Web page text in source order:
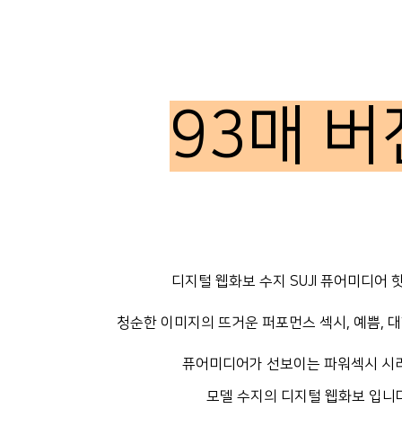
93매 버
디지털 웹화보 수지 SUJI 퓨어미디어
청순한 이미지의 뜨거운 퍼포먼스 섹시, 예쁨,
퓨어미디어가 선보이는 파워섹시 시
모델 수지의 디지털 웹화보 입니